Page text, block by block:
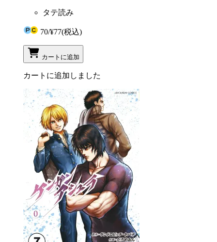
タテ読み
70/¥77(税込)
カートに追加
カートに追加しました